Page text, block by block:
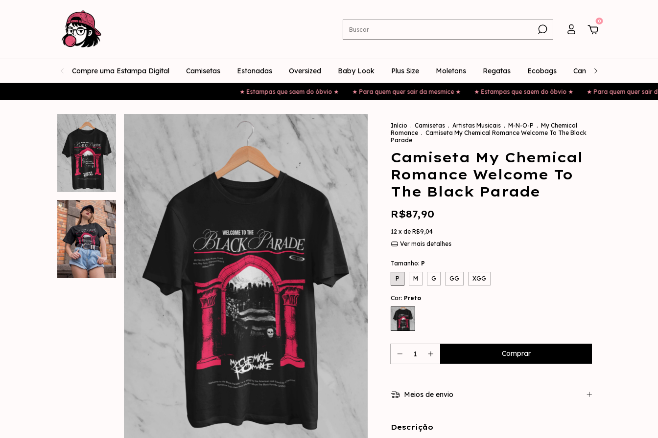
0
Compre uma Estampa Digital Camisetas Estonadas Oversized Baby Look Plus Size Moletons Regatas Ecobags Canecas
★ Estampas que saem do óbvio ★ ★ Para quem quer sair da mesmice ★ ★ Estampas que saem do óbvio ★ ★ Para quem quer sair da mesmice
Início . Camisetas . Artistas Musicais . M-N-O-P . My Chemical
Romance . Camiseta My Chemical Romance Welcome To The Black
Parade
Camiseta My Chemical
Romance Welcome To
The Black Parade
R$87,90
12 x de R$9,04
Ver mais detalhes
Tamanho: P
P M G GG XGG
Cor: Preto
Meios de envio
Descrição